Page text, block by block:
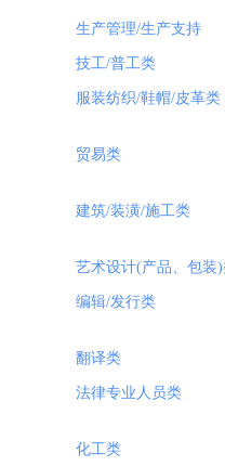
生产管理/生产支持
技工/普工类
服装纺织/鞋帽/皮革类
贸易类
建筑/装潢/施工类
艺术设计(产品、包装
编辑/发行类
翻译类
法律专业人员类
化工类